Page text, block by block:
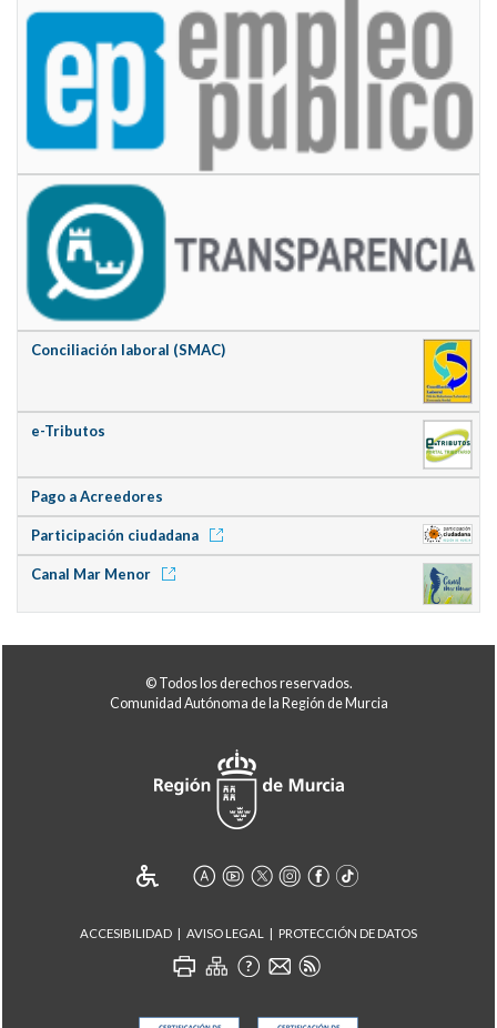
Conciliación laboral (SMAC)
e-Tributos
Pago a Acreedores
Participación ciudadana
Canal Mar Menor
© Todos los derechos reservados.
Comunidad Autónoma de la Región de Murcia
ACCESIBILIDAD AVISO LEGAL PROTECCIÓN DE DATOS